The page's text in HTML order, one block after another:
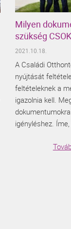
Milyen
szükség
2021.10.18.
A Családi
nyújtását
feltételeknek a
igazolnia kell.
igényléshez.